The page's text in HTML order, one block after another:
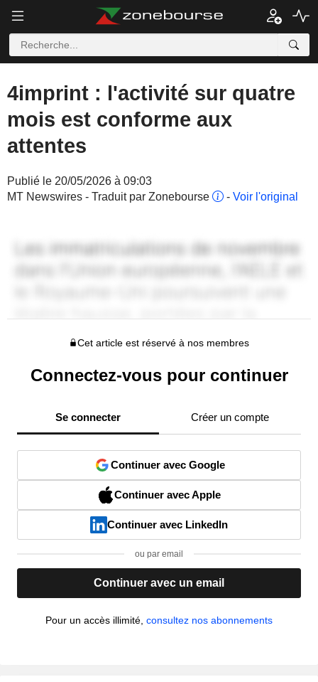
4imprint : l'activité sur quatre
mois est conforme aux
attentes
Publié le 20/05/2026 à 09:03
MT Newswires - Traduit par Zonebourse
- Voir l'original
Cet article est réservé à nos membres
Connectez-vous pour continuer
Se connecter Créer un compte
Continuer avec Google
Continuer avec Apple
Continuer avec LinkedIn
ou par email
Continuer avec un email
Pour un accès illimité, consultez nos abonnements